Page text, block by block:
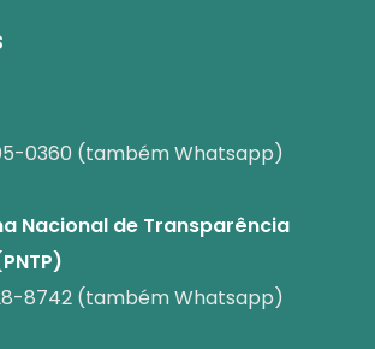
0360 (também Whatsapp)
Nacional de Transparência
8742 (também Whatsapp)